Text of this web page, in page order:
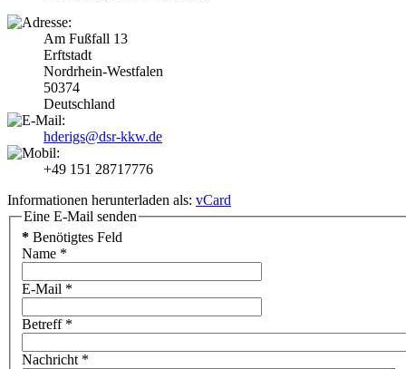
Am Fußfall 13
Erftstadt
Nordrhein-Westfalen
50374
Deutschland
hderigs@dsr-kkw.de
+49 151 28717776
Informationen herunterladen als: vCard
Eine E-Mail senden
* Benötigtes Feld
Name *
E-Mail *
Betreff*
Nachricht *